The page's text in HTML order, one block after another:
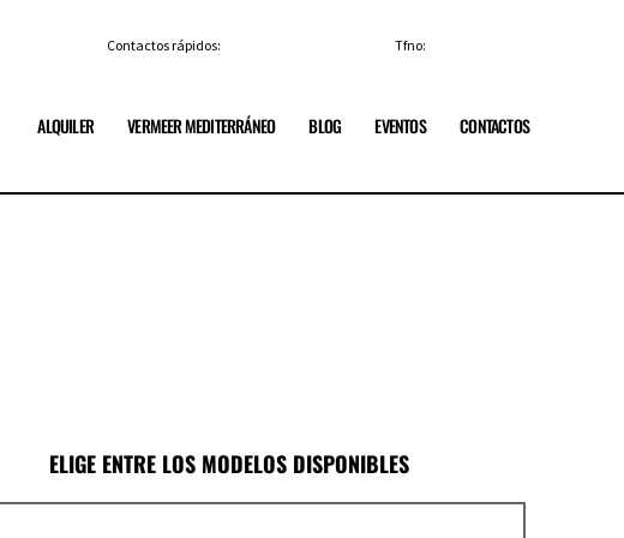
Contactos rápidos: Tfno:
ALQUILER VERMEER MEDITERRÁNEO BLOG EVENTOS CONTACTOS
ELIGE ENTRE LOS MODELOS DISPONIBLES